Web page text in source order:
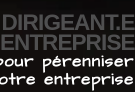
DIRIGEANT.E
pérenniser
entreprise